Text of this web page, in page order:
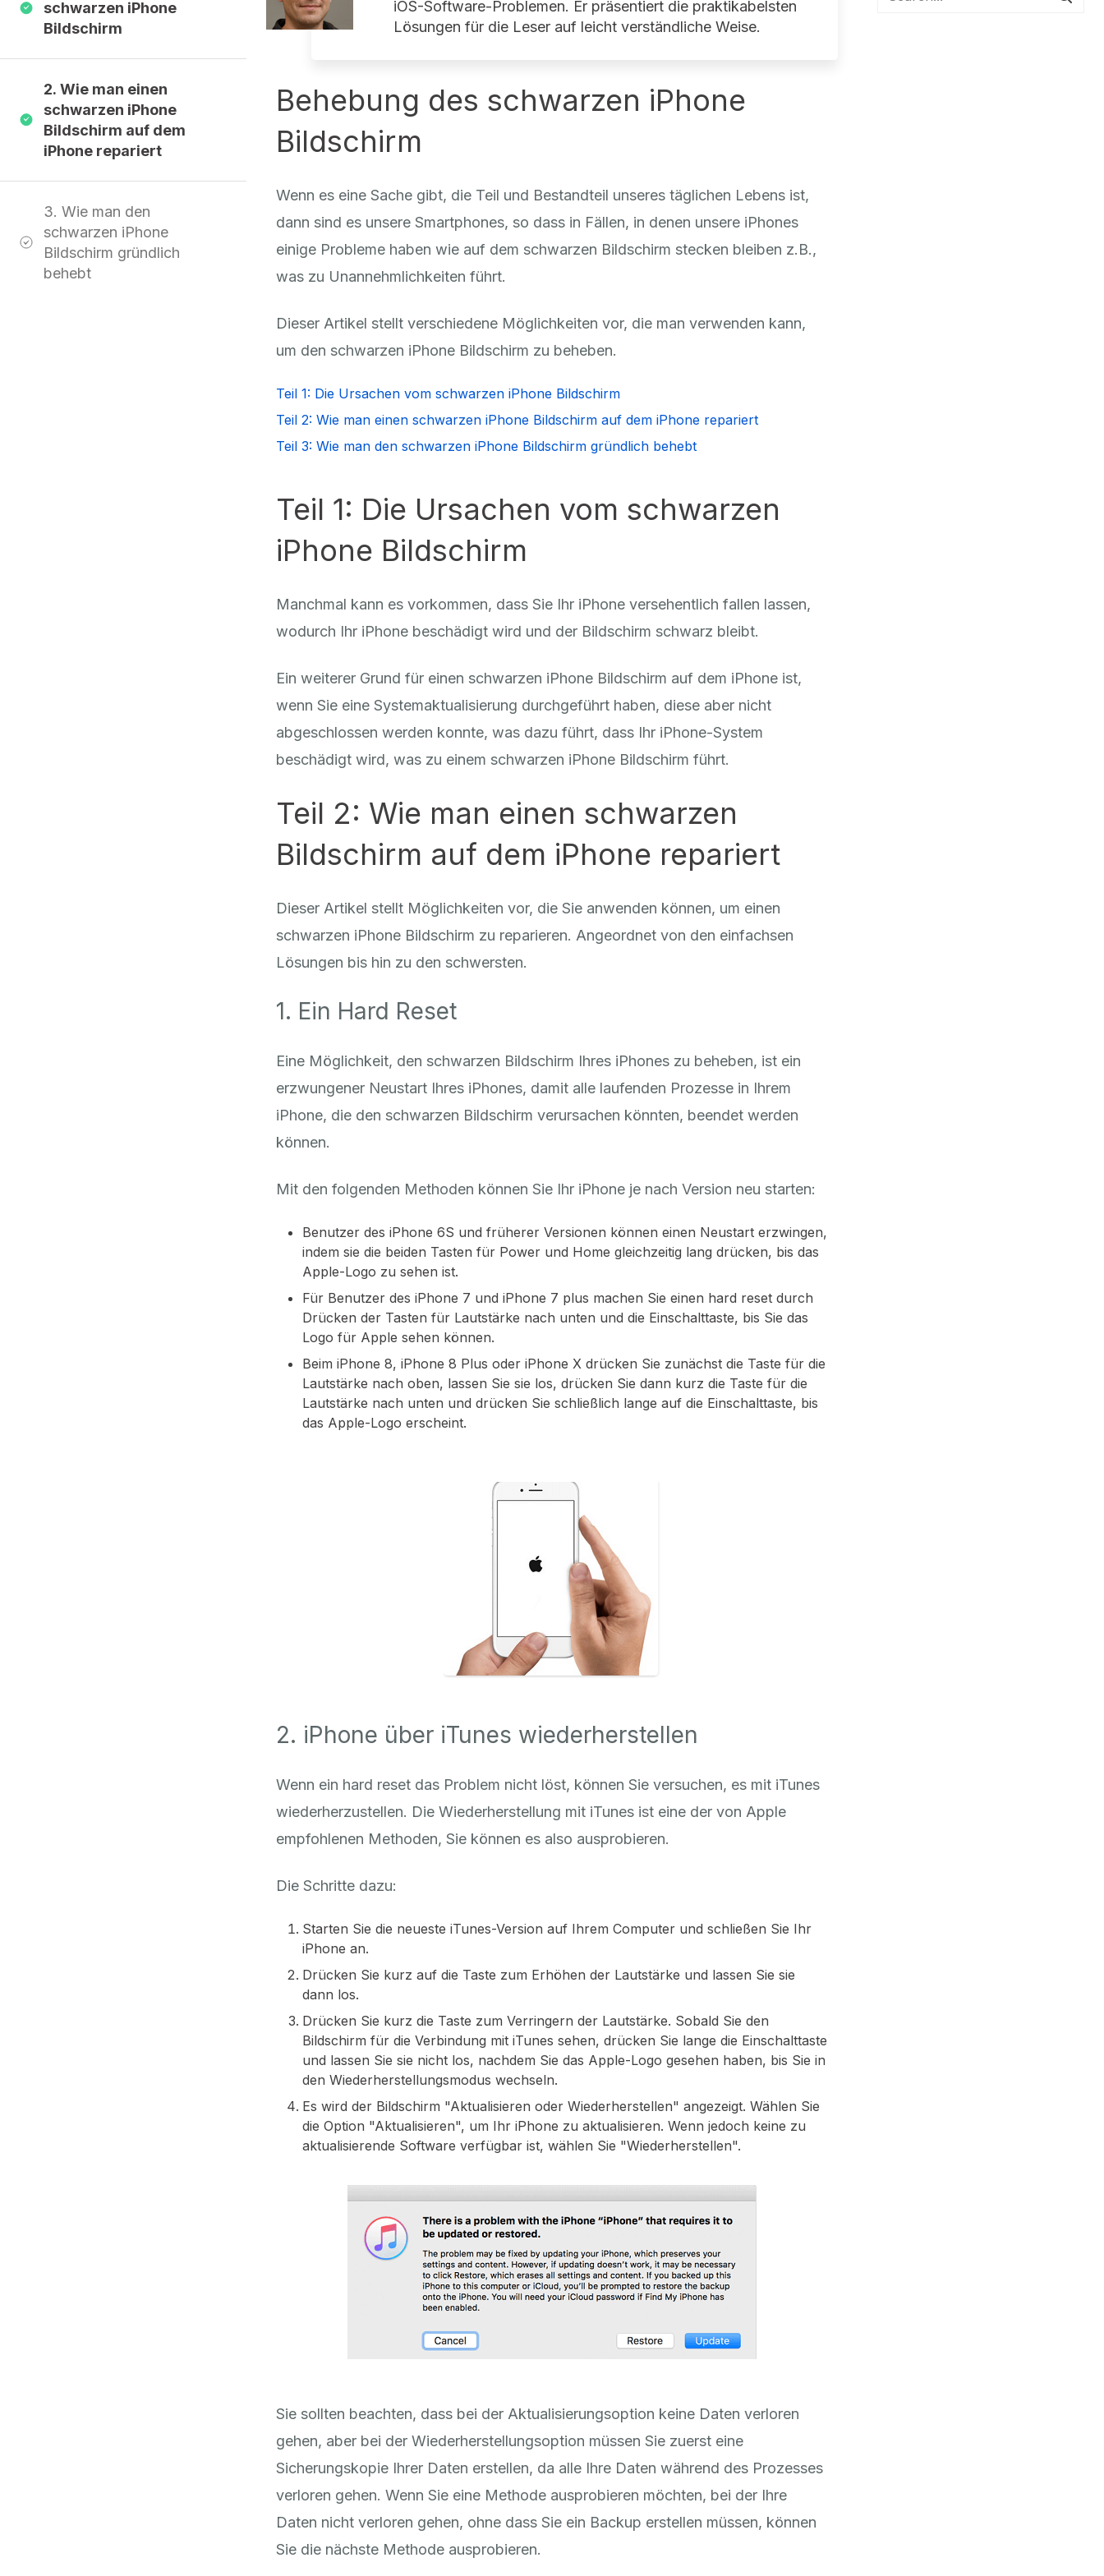
schwarzen iPhone
Bildschirm
2. Wie man einen
schwarzen iPhone
Bildschirm auf dem
iPhone repariert
3. Wie man den
schwarzen iPhone
Bildschirm gründlich
behebt
iOS-Software-Problemen. Er präsentiert die praktikabelsten
Lösungen für die Leser auf leicht verständliche Weise.
Behebung des schwarzen iPhone
Bildschirm
Wenn es eine Sache gibt, die Teil und Bestandteil unseres täglichen Lebens ist,
dann sind es unsere Smartphones, so dass in Fällen, in denen unsere iPhones
einige Probleme haben wie auf dem schwarzen Bildschirm stecken bleiben z.B.,
was zu Unannehmlichkeiten führt.
Dieser Artikel stellt verschiedene Möglichkeiten vor, die man verwenden kann,
um den schwarzen iPhone Bildschirm zu beheben.
Teil 1: Die Ursachen vom schwarzen iPhone Bildschirm
Teil 2: Wie man einen schwarzen iPhone Bildschirm auf dem iPhone repariert
Teil 3: Wie man den schwarzen iPhone Bildschirm gründlich behebt
Teil 1: Die Ursachen vom schwarzen
iPhone Bildschirm
Manchmal kann es vorkommen, dass Sie Ihr iPhone versehentlich fallen lassen,
wodurch Ihr iPhone beschädigt wird und der Bildschirm schwarz bleibt.
Ein weiterer Grund für einen schwarzen iPhone Bildschirm auf dem iPhone ist,
wenn Sie eine Systemaktualisierung durchgeführt haben, diese aber nicht
abgeschlossen werden konnte, was dazu führt, dass Ihr iPhone-System
beschädigt wird, was zu einem schwarzen iPhone Bildschirm führt.
Teil 2: Wie man einen schwarzen
Bildschirm auf dem iPhone repariert
Dieser Artikel stellt Möglichkeiten vor, die Sie anwenden können, um einen
schwarzen iPhone Bildschirm zu reparieren. Angeordnet von den einfachsen
Lösungen bis hin zu den schwersten.
1. Ein Hard Reset
Eine Möglichkeit, den schwarzen Bildschirm Ihres iPhones zu beheben, ist ein
erzwungener Neustart Ihres iPhones, damit alle laufenden Prozesse in Ihrem
iPhone, die den schwarzen Bildschirm verursachen könnten, beendet werden
können.
Mit den folgenden Methoden können Sie Ihr iPhone je nach Version neu starten:
Benutzer des iPhone 6S und früherer Versionen können einen Neustart erzwingen,
indem sie die beiden Tasten für Power und Home gleichzeitig lang drücken, bis das
Apple-Logo zu sehen ist.
Für Benutzer des iPhone 7 und iPhone 7 plus machen Sie einen hard reset durch
Drücken der Tasten für Lautstärke nach unten und die Einschalttaste, bis Sie das
Logo für Apple sehen können.
Beim iPhone 8, iPhone 8 Plus oder iPhone X drücken Sie zunächst die Taste für die
Lautstärke nach oben, lassen Sie sie los, drücken Sie dann kurz die Taste für die
Lautstärke nach unten und drücken Sie schließlich lange auf die Einschalttaste, bis
das Apple-Logo erscheint.
2. iPhone über iTunes wiederherstellen
Wenn ein hard reset das Problem nicht löst, können Sie versuchen, es mit iTunes
wiederherzustellen. Die Wiederherstellung mit iTunes ist eine der von Apple
empfohlenen Methoden, Sie können es also ausprobieren.
Die Schritte dazu:
Starten Sie die neueste iTunes-Version auf Ihrem Computer und schließen Sie Ihr
iPhone an.
Drücken Sie kurz auf die Taste zum Erhöhen der Lautstärke und lassen Sie sie
dann los.
Drücken Sie kurz die Taste zum Verringern der Lautstärke. Sobald Sie den
Bildschirm für die Verbindung mit iTunes sehen, drücken Sie lange die Einschalttaste
und lassen Sie sie nicht los, nachdem Sie das Apple-Logo gesehen haben, bis Sie in
den Wiederherstellungsmodus wechseln.
Es wird der Bildschirm "Aktualisieren oder Wiederherstellen" angezeigt. Wählen Sie
die Option "Aktualisieren", um Ihr iPhone zu aktualisieren. Wenn jedoch keine zu
aktualisierende Software verfügbar ist, wählen Sie "Wiederherstellen".
Sie sollten beachten, dass bei der Aktualisierungsoption keine Daten verloren
gehen, aber bei der Wiederherstellungsoption müssen Sie zuerst eine
Sicherungskopie Ihrer Daten erstellen, da alle Ihre Daten während des Prozesses
verloren gehen. Wenn Sie eine Methode ausprobieren möchten, bei der Ihre
Daten nicht verloren gehen, ohne dass Sie ein Backup erstellen müssen, können
Sie die nächste Methode ausprobieren.